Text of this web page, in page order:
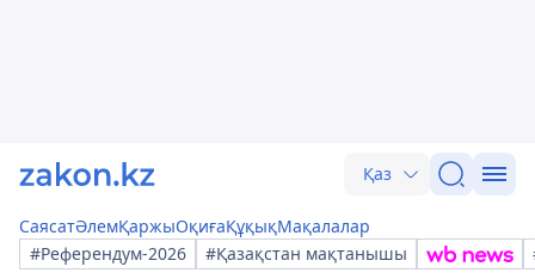
Қаз
СаясатӘлемҚаржыОқиғаҚұқықМақалалар
#Референдум-2026
#Қазақстан мақтанышы